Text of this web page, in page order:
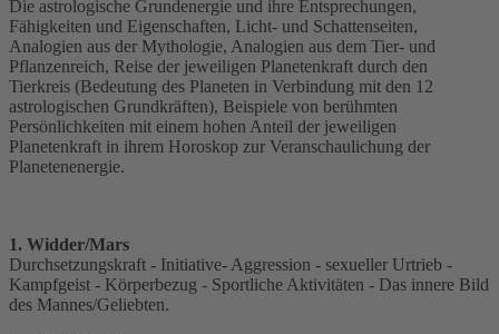
Die astrologische Grundenergie und ihre Entsprechungen,
Fähigkeiten und Eigenschaften, Licht- und Schattenseiten,
Analogien aus der Mythologie, Analogien aus dem Tier- und
Pflanzenreich, Reise der jeweiligen Planetenkraft durch den
Tierkreis (Bedeutung des Planeten in Verbindung mit den 12
astrologischen Grundkräften), Beispiele von berühmten
Persönlichkeiten mit einem hohen Anteil der jeweiligen
Planetenkraft in ihrem Horoskop zur Veranschaulichung der
Planetenenergie.
1. Widder/Mars
Durchsetzungskraft - Initiative- Aggression - sexueller Urtrieb -
Kampfgeist - Körperbezug - Sportliche Aktivitäten - Das innere Bild
des Mannes/Geliebten.